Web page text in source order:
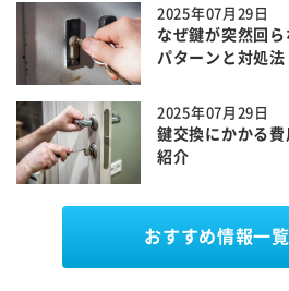
2025年07月29日
なぜ鍵が突然回
パターンと対処法
2025年07月29日
鍵交換にかかる
紹介
おすすめ情報一